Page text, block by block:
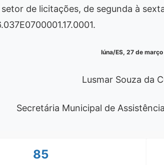
de licitações, de segunda à
Iúna/ES, 27 de
Lusmar Souza da
Secretária Municipal de
85